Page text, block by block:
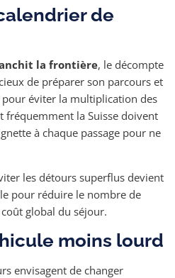
de
la frontière, le décompte
de préparer son parcours et
éviter la multiplication des
fréquemment la Suisse doivent
à chaque passage pour ne
les détours superflus devient
pour réduire le nombre de
global du séjour.
moins lourd
envisagent de changer